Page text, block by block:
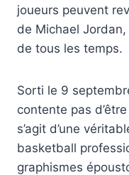
joueurs peuvent
de Michael
de tous les temps.
Sorti le 9
contente pas
s’agit d’une
basketball
graphismes